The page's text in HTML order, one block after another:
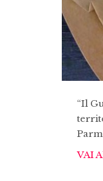
“Il
VAI